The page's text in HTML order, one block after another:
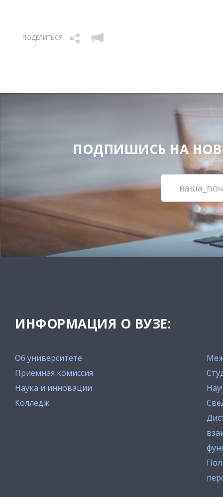
ПОДЕЛИТЬСЯ
ПОДПИШИСЬ НА
ИНФОРМАЦИЯ О ВУЗЕ:
Об университете
Приемная комиссия
Наука и инновации
Колледж